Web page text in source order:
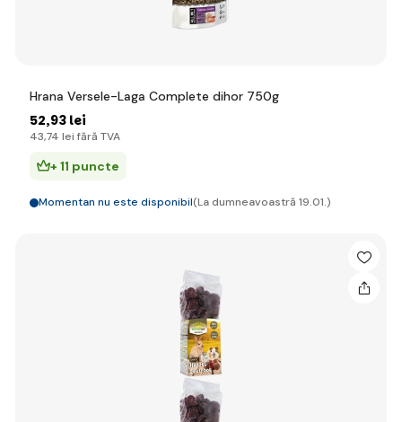
Hrana Versele-Laga Complete dihor 750g
52,93 lei
43,74 lei fără TVA
+ 11 puncte
Momentan nu este disponibil(La dumneavoastră 19.01.)